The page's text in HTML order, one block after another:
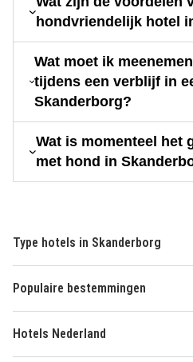
hondvriendelijk hotel
Wat moet ik
tijdens een verblijf in
Skanderborg?
Wat is momenteel het
met hond in
Type hotels in Skanderborg
Populaire bestemmingen
Hotels Nederland